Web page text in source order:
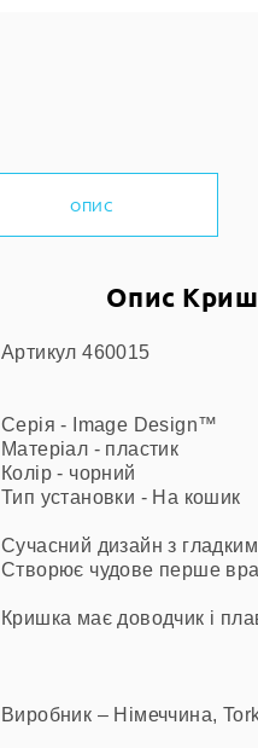
ОПИС
Опис
Артикул 460015
Серія - Image Design™
Матеріал - пластик
Колір - чорний
Тип установки - На кошик
Сучасний дизайн з
Створює чудове перше
Кришка має доводчик і
Виробник – Німеччина,